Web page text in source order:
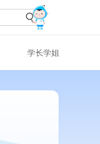
学长学姐